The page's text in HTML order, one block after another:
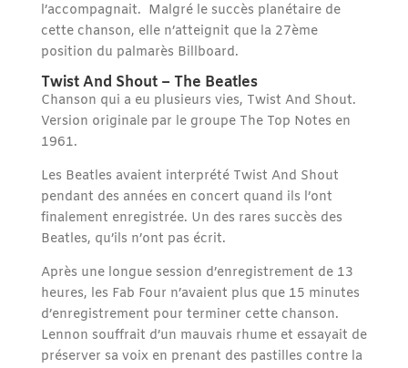
l’accompagnait. Malgré le succès planétaire de
cette chanson, elle n’atteignit que la 27ème
position du palmarès Billboard.
Twist And Shout – The Beatles
Chanson qui a eu plusieurs vies, Twist And Shout.
Version originale par le groupe The Top Notes en
1961.
Les Beatles avaient interprété Twist And Shout
pendant des années en concert quand ils l’ont
finalement enregistrée. Un des rares succès des
Beatles, qu’ils n’ont pas écrit.
Après une longue session d’enregistrement de 13
heures, les Fab Four n’avaient plus que 15 minutes
d’enregistrement pour terminer cette chanson.
Lennon souffrait d’un mauvais rhume et essayait de
préserver sa voix en prenant des pastilles contre la